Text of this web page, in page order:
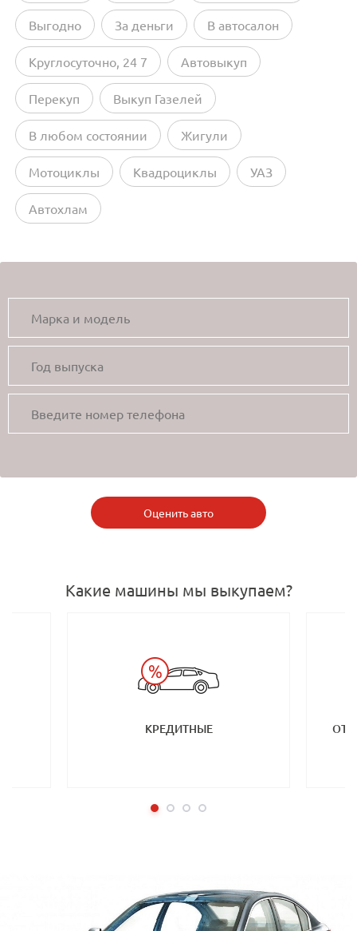
Выгодно За деньги В автосалон
Круглосуточно, 24 7 Автовыкуп
Перекуп Выкуп Газелей
В любом состоянии Жигули
Мотоциклы Квадроциклы УАЗ
Автохлам
Оценить авто
Какие машины мы выкупаем?
КРЕДИТНЫЕ ОТ